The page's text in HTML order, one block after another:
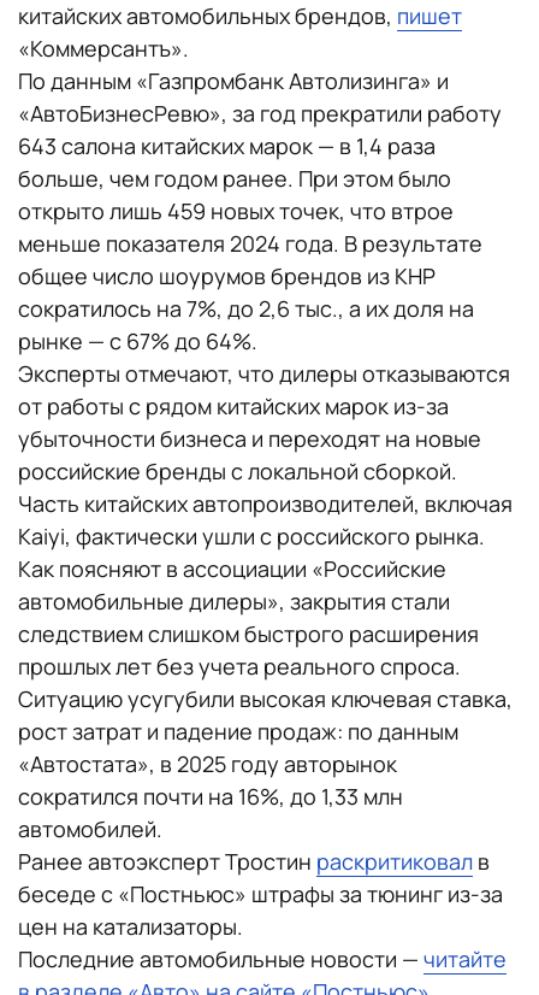
китайских автомобильных брендов, пишет
«Коммерсантъ».
По данным «Газпромбанк Автолизинга» и
«АвтоБизнесРевю», за год прекратили работу
643 салона китайских марок — в 1,4 раза
больше, чем годом ранее. При этом было
открыто лишь 459 новых точек, что втрое
меньше показателя 2024 года. В результате
общее число шоурумов брендов из КНР
сократилось на 7%, до 2,6 тыс., а их доля на
рынке — с 67% до 64%.
Эксперты отмечают, что дилеры отказываются
от работы с рядом китайских марок из-за
убыточности бизнеса и переходят на новые
российские бренды с локальной сборкой.
Часть китайских автопроизводителей, включая
Kaiyi, фактически ушли с российского рынка.
Как поясняют в ассоциации «Российские
автомобильные дилеры», закрытия стали
следствием слишком быстрого расширения
прошлых лет без учета реального спроса.
Ситуацию усугубили высокая ключевая ставка,
рост затрат и падение продаж: по данным
«Автостата», в 2025 году авторынок
сократился почти на 16%, до 1,33 млн
автомобилей.
Ранее автоэксперт Тростин раскритиковал в
беседе с «Постньюс» штрафы за тюнинг из-за
цен на катализаторы.
Последние автомобильные новости — читайте